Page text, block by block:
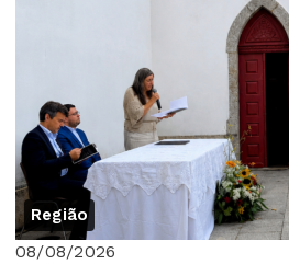
Região
08/08/2026